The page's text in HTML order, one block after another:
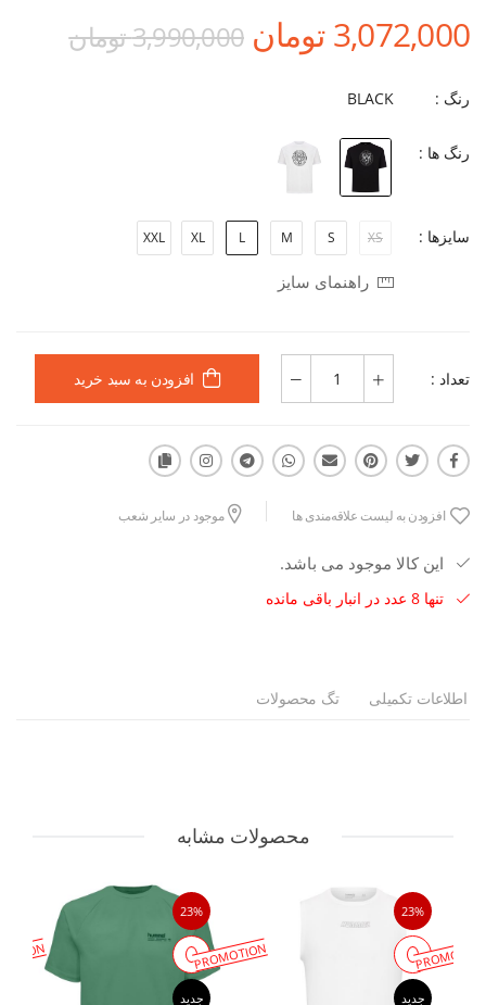
3,072,000 تومان 3,990,000 تومان
رنگ : BLACK
رنگ ها :
سایزها : XS
S
M
L
XL
XXL
راهنمای سایز
تعداد : افزودن به سبد خرید
افزودن به لیست علاقه‌مندی ها موجود در سایر شعب
این کالا موجود می باشد.
تنها 8 عدد در انبار باقی مانده
اطلاعات تکمیلی تگ محصولات
محصولات مشابه
23%
جدید
23%
PROMOTION
جدید